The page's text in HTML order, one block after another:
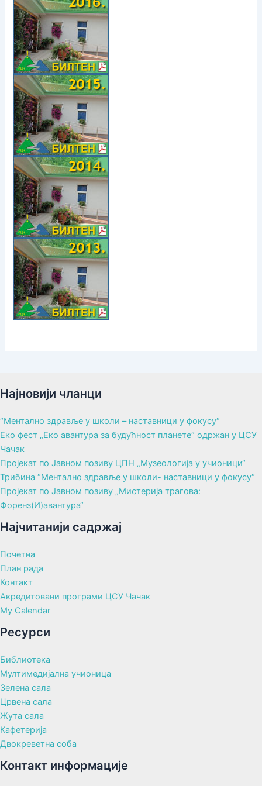
Најновији чланци
“Ментално здравље у школи – наставници у фокусу“
Еко фест „Еко авантура за будућност планете“ одржан у ЦСУ
Чачак
Пројекат по Јавном позиву ЦПН „Музеологија у учионици“
Трибина “Ментално здравље у школи- наставници у фокусу“
Пројекат по Јавном позиву „Мистерија трагова:
Форенз(И)авантура“
Најчитанији садржај
Почетна
План рада
Контакт
Акредитовани програми ЦСУ Чачак
My Calendar
Ресурси
Библиотека
Мултимедијална учионица
Зелена сала
Црвена сала
Жута сала
Кафетерија
Двокреветна соба
Контакт информације